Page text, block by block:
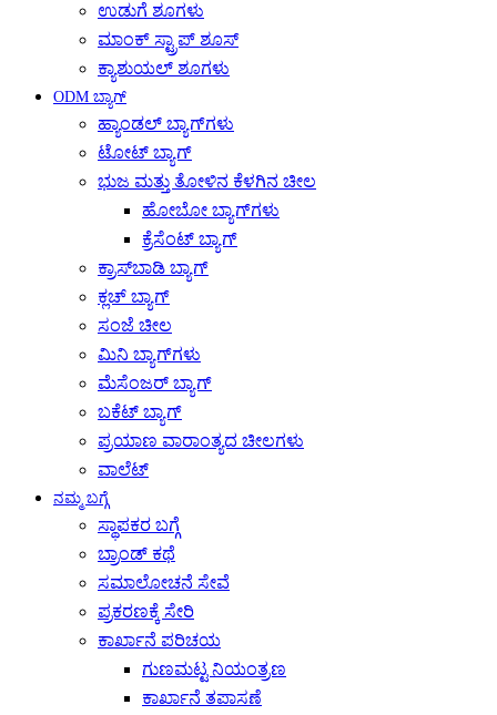
ಉಡುಗೆ ಶೂಗಳು
ಮಾಂಕ್ ಸ್ಟ್ರಾಪ್ ಶೂಸ್
ಕ್ಯಾಶುಯಲ್ ಶೂಗಳು
ODM ಬ್ಯಾಗ್
ಹ್ಯಾಂಡಲ್ ಬ್ಯಾಗ್‌ಗಳು
ಟೋಟ್ ಬ್ಯಾಗ್
ಭುಜ ಮತ್ತು ತೋಳಿನ ಕೆಳಗಿನ ಚೀಲ
ಹೋಬೋ ಬ್ಯಾಗ್‌ಗಳು
ಕ್ರೆಸೆಂಟ್ ಬ್ಯಾಗ್
ಕ್ರಾಸ್‌ಬಾಡಿ ಬ್ಯಾಗ್
ಕ್ಲಚ್ ಬ್ಯಾಗ್
ಸಂಜೆ ಚೀಲ
ಮಿನಿ ಬ್ಯಾಗ್‌ಗಳು
ಮೆಸೆಂಜರ್ ಬ್ಯಾಗ್
ಬಕೆಟ್ ಬ್ಯಾಗ್
ಪ್ರಯಾಣ ವಾರಾಂತ್ಯದ ಚೀಲಗಳು
ವಾಲೆಟ್
ನಮ್ಮ ಬಗ್ಗೆ
ಸ್ಥಾಪಕರ ಬಗ್ಗೆ
ಬ್ರಾಂಡ್ ಕಥೆ
ಸಮಾಲೋಚನೆ ಸೇವೆ
ಪ್ರಕರಣಕ್ಕೆ ಸೇರಿ
ಕಾರ್ಖಾನೆ ಪರಿಚಯ
ಗುಣಮಟ್ಟ ನಿಯಂತ್ರಣ
ಕಾರ್ಖಾನೆ ತಪಾಸಣೆ